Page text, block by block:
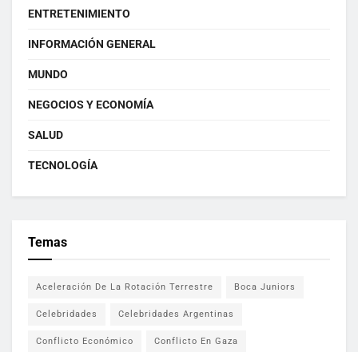
ENTRETENIMIENTO
INFORMACIÓN GENERAL
MUNDO
NEGOCIOS Y ECONOMÍA
SALUD
TECNOLOGÍA
Temas
Aceleración De La Rotación Terrestre Boca Juniors
Celebridades Celebridades Argentinas
Conflicto Económico Conflicto En Gaza